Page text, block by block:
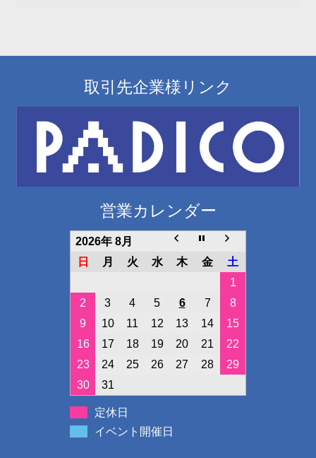
取引先企業様リンク
営業カレンダー
2026年 8月
日
月 火 水 木 金
土
1
2
3 4 5 6 7
8
9
10 11 12 13 14
15
16
17 18 19 20 21
22
23
24 25 26 27 28
29
30
31
定休日
イベント開催日